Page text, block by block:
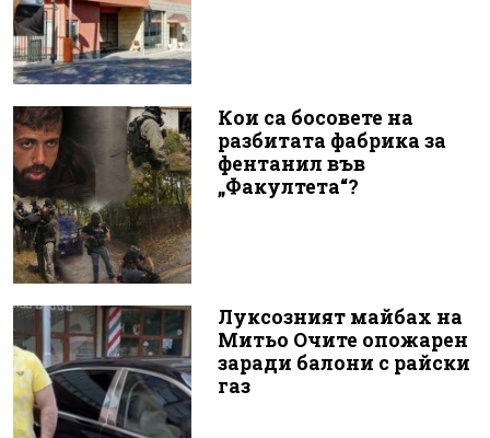
Кои са босовете на
разбитата фабрика за
фентанил във
„Факултета“?
Луксозният майбах на
Митьо Очите опожарен
заради балони с райски
газ